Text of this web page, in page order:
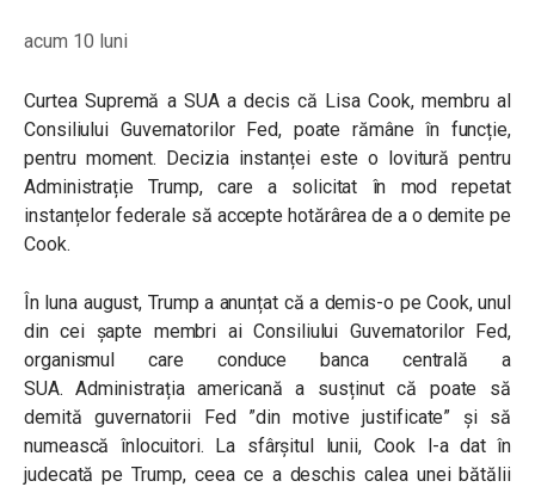
acum 10 luni
Curtea Supremă a SUA a decis că Lisa Cook,membru al
Consiliului Guvernatorilor Fed, poate rămâne în funcție,
pentru moment. Decizia instanței este o lovitură pentru
Administrație Trump, care a solicitat în mod repetat
instanțelor federale să accepte hotărârea de a o demite pe
Cook.
În luna august, Trump a anunțat că a demis-o pe Cook, unul
din cei șapte membri ai Consiliului Guvernatorilor Fed,
organismul care conduce banca centrală a
SUA.Administrația americană a susținut că poate să
demită guvernatorii Fed ”din motive justificate” și să
numească înlocuitori. La sfârșitul lunii, Cook l-a dat în
judecată pe Trump, ceea ce a deschis calea unei bătălii